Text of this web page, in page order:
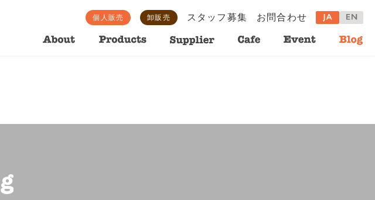
/var/www/vhosts/alishan-organics.com/httpdocs/wordpress/wp-includes/class-wp-hook.php
個人販売 卸販売 スタッフ募集 お問合わせ